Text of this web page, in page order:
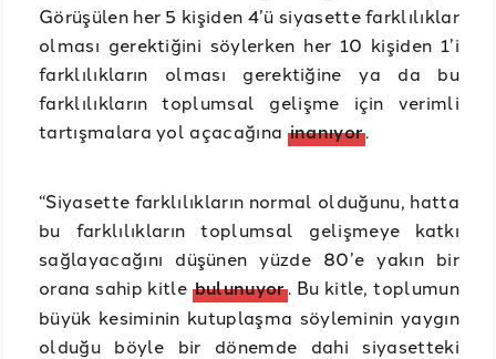
Görüşülen her 5 kişiden 4’ü siyasette farklılıklar
olması gerektiğini söylerken her 10 kişiden 1’i
farklılıkların olması gerektiğine ya da bu
farklılıkların toplumsal gelişme için verimli
tartışmalara yol açacağına inanıyor.
“Siyasette farklılıkların normal olduğunu, hatta
bu farklılıkların toplumsal gelişmeye katkı
sağlayacağını düşünen yüzde 80’e yakın bir
orana sahip kitle bulunuyor. Bu kitle, toplumun
büyük kesiminin kutuplaşma söyleminin yaygın
olduğu böyle bir dönemde dahi siyasetteki